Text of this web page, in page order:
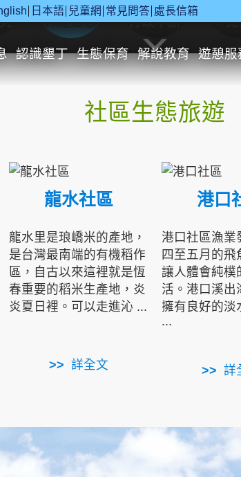
日本語 兒童網 常見問答 處長信箱
認識墾丁 生態保育 解說教育 遊憩服
休閒遊憩 行政申辦
社區生態旅遊
龍水社區
龍水里是琅嶠米的產地，
是台灣最南端的有機稻作
區，自古以來這裡就是恆
春重要的稻米生產地，炎
炎夏日裡。可以走進沁 ...
詳全文
港口
港口社區漁業
四至五月的飛
讓人體會純樸
活。港口溪出
擁有良好的淡
...
詳